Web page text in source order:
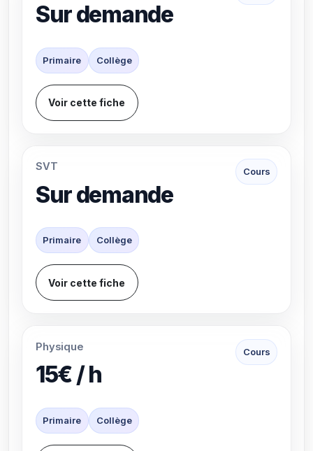
Sur demande
Primaire Collège
Voir cette fiche
SVT
Sur demande
Cours
Primaire Collège
Voir cette fiche
Physique
15€ / h
Cours
Primaire Collège